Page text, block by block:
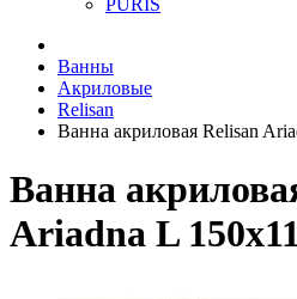
PURIS
Ванны
Акриловые
Relisan
Ванна акриловая Relisan
Ванна
Ariadna L